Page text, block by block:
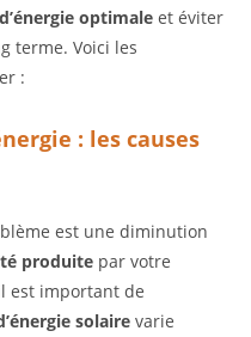
optimale et éviter
terme. Voici les
:
: les causes
est une diminution
produite par votre
est important de
solaire varie